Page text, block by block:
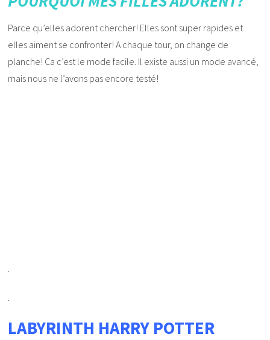
Parce qu’elles adorent chercher! Elles sont super rapides et
elles aiment se confronter! A chaque tour, on change de
planche! Ca c’est le mode facile. Il existe aussi un mode avancé,
mais nous ne l’avons pas encore testé!
.
.
LABYRINTH HARRY POTTER